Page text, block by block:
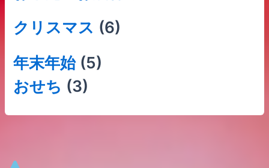
クリスマス (6)
年末年始(5)
おせち (3)